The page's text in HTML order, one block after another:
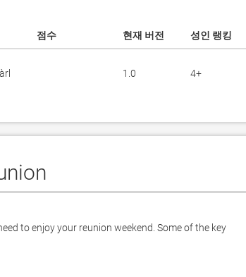
점수 현재 버전 성인 랭킹
1.0 4+
to enjoy your reunion weekend. Some of the key